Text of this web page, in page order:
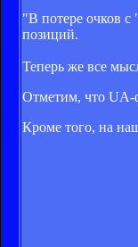
"В потере очков
позиций.
Теперь же все
Отметим, что UA-
Кроме того, на